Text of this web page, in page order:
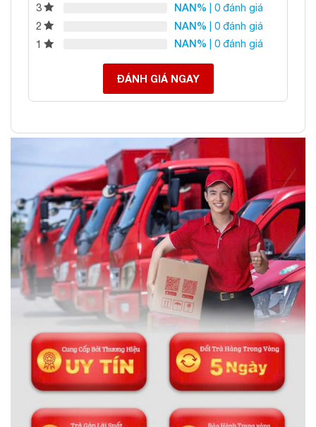
3
NAN% | 0 đánh giá
2
NAN% | 0 đánh giá
1
NAN% | 0 đánh giá
ĐÁNH GIÁ NGAY